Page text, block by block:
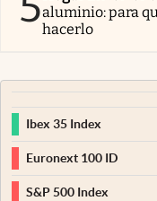
aluminio: para
hacerlo
Ibex 35 Index
Euronext 100 ID
S&P 500 Index